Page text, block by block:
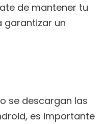
de mantener tu
garantizar un
se descargan las
es importante